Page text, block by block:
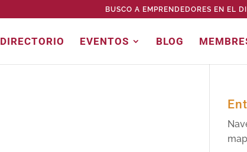
BUSCO A EMPRENDEDORES EN EL
DIRECTORIO EVENTOS BLOG